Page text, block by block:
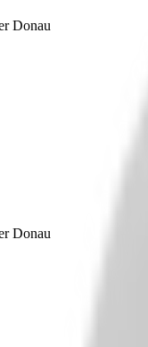
Donau
Donau